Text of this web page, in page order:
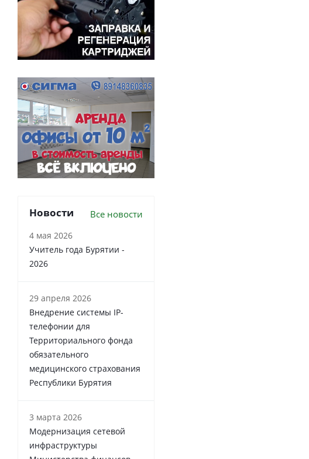
Новости Все новости
4 мая 2026
Учитель года Бурятии -
2026
29 апреля 2026
Внедрение системы IP-
телефонии для
Территориального фонда
обязательного
медицинского страхования
Республики Бурятия
3 марта 2026
Модернизация сетевой
инфраструктуры